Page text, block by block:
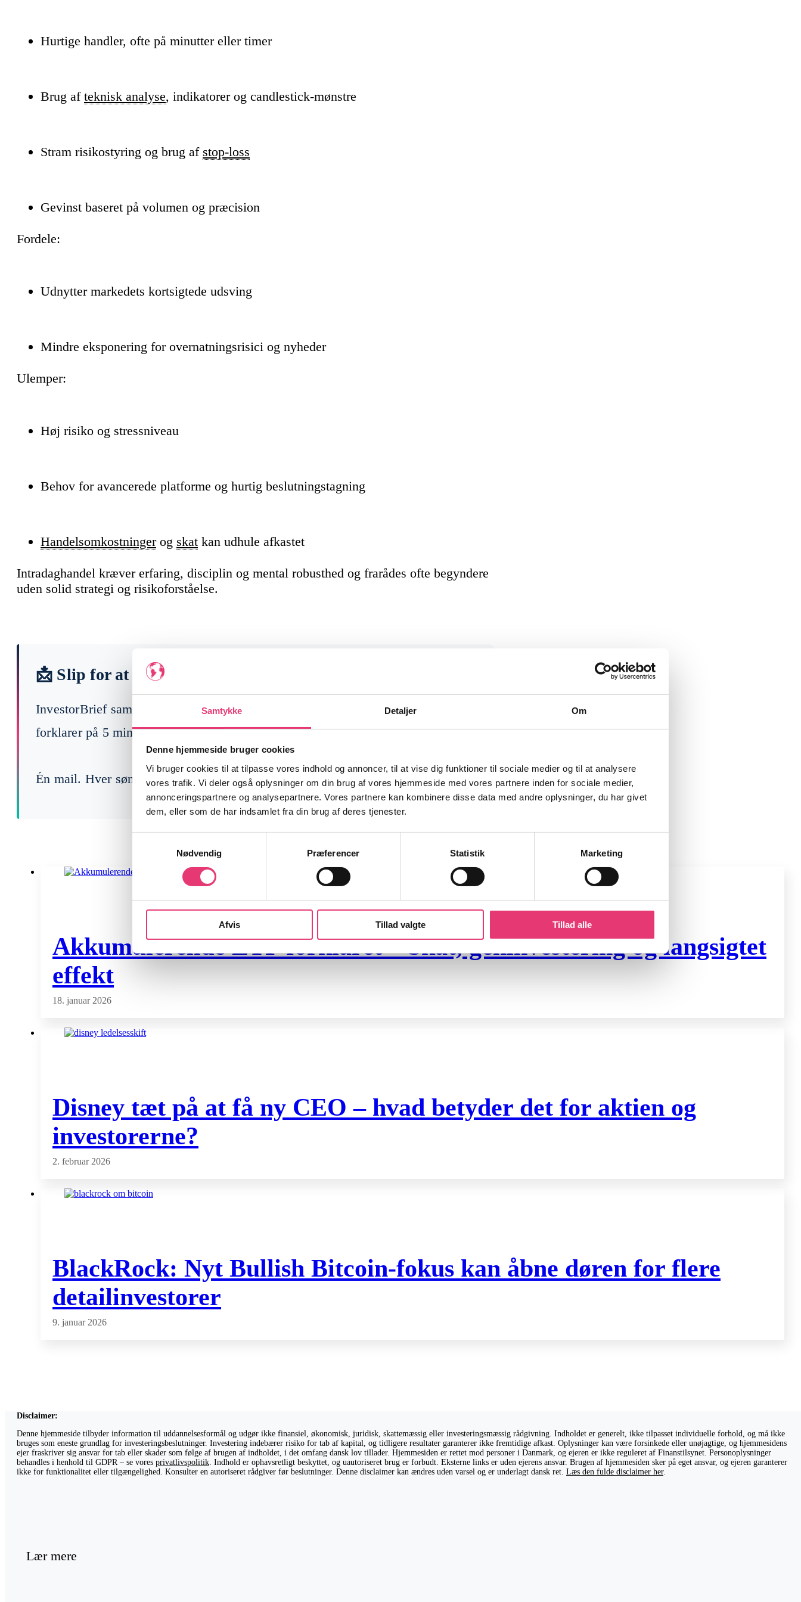
Samtykke Detaljer Om
Denne hjemmeside bruger cookies
Vi bruger cookies til at tilpasse vores indhold og annoncer, til at vise dig funktioner til sociale medier og til at analysere
vores trafik. Vi deler også oplysninger om din brug af vores hjemmeside med vores partnere inden for sociale medier,
annonceringspartnere og analysepartnere. Vores partnere kan kombinere disse data med andre oplysninger, du har givet
dem, eller som de har indsamlet fra din brug af deres tjenester.
Nødvendig
Præferencer Statistik Marketing
Afvis Tillad valgte Tillad alle
Hurtige handler, ofte på minutter eller timer
Brug af teknisk analyse, indikatorer og candlestick-mønstre
Stram risikostyring og brug af stop-loss
Gevinst baseret på volumen og præcision
Fordele:
Udnytter markedets kortsigtede udsving
Mindre eksponering for overnatningsrisici og nyheder
Ulemper:
Høj risiko og stressniveau
Behov for avancerede platforme og hurtig beslutningstagning
Handelsomkostningerog skat kan udhule afkastet
Intradaghandel kræver erfaring, disciplin og mental robusthed og frarådes ofte begyndere
uden solid strategi og risikoforståelse.
📩 Slip for at læse 200 finansnyheder!
InvestorBrief samler ugens vigtigste begivenheder fra finansmarkederne og
forklarer på 5 min, hvad der faktisk betyder noget for dig som investor.
Én mail. Hver søndag. Gratis.
Akkumulerende ETF forklaret – Skat, geninvestering og langsigtet
effekt
18. januar 2026
Disney tæt på at få ny CEO – hvad betyder det for aktien og
investorerne?
2. februar 2026
BlackRock: Nyt Bullish Bitcoin-fokus kan åbne døren for flere
detailinvestorer
9. januar 2026
Disclaimer:
Denne hjemmeside tilbyder information til uddannelsesformål og udgør ikke finansiel, økonomisk, juridisk, skattemæssig eller investeringsmæssig rådgivning. Indholdet er generelt, ikke tilpasset individuelle forhold, og må ikke
bruges som eneste grundlag for investeringsbeslutninger. Investering indebærer risiko for tab af kapital, og tidligere resultater garanterer ikke fremtidige afkast. Oplysninger kan være forsinkede eller unøjagtige, og hjemmesidens
ejer fraskriver sig ansvar for tab eller skader som følge af brugen af indholdet, i det omfang dansk lov tillader. Hjemmesiden er rettet mod personer i Danmark, og ejeren er ikke reguleret af Finanstilsynet. Personoplysninger
behandles i henhold til GDPR – se vores privatlivspolitik. Indhold er ophavsretligt beskyttet, og uautoriseret brug er forbudt. Eksterne links er uden ejerens ansvar. Brugen af hjemmesiden sker på eget ansvar, og ejeren garanterer
ikke for funktionalitet eller tilgængelighed. Konsulter en autoriseret rådgiver før beslutninger. Denne disclaimer kan ændres uden varsel og er underlagt dansk ret. Læs den fulde disclaimer her.
Lær mere